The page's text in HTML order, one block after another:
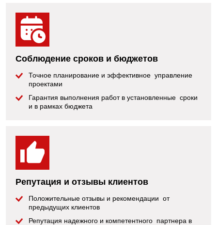
Соблюдение сроков и бюджетов
Точное планирование и эффективное управление
проектами
Гарантия выполнения работ в установленные сроки
и в рамках бюджета
Репутация и отзывы клиентов
Положительные отзывы и рекомендации от
предыдущих клиентов
Репутация надежного и компетентного партнера в